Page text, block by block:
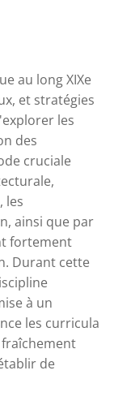
au long XIXe
et stratégies
les
des
cruciale
les
ainsi que par
fortement
Durant cette
à un
les curricula
fraîchement
de